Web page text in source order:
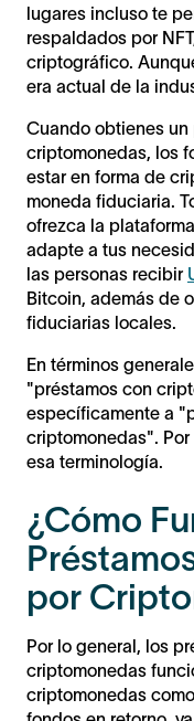
lugares incluso te
respaldados por
criptográfico.
era actual de la
Cuando obtienes
criptomonedas, los
estar en forma de
moneda fiduciaria.
ofrezca la
adapte a tus
las personas recibir
Bitcoin, además de
fiduciarias locales.
En términos
"préstamos con
específicamente a
criptomonedas".
esa terminología.
¿Cómo
por
Por lo general, los
criptomonedas
criptomonedas